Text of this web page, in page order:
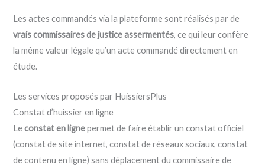
Les actes commandés via la plateforme sont réalisés par de
vrais commissaires de justice assermentés, ce qui leur confère
la même valeur légale qu’un acte commandé directement en
étude.
Les services proposés par HuissiersPlus
Constat d’huissier en ligne
Leconstat en lignepermet de faire établir un constat officiel
(constat de site internet, constat de réseaux sociaux, constat
de contenu en ligne) sans déplacement du commissaire de